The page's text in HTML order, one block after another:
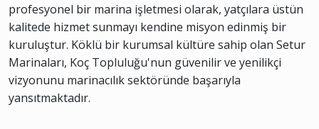
profesyonel bir marina işletmesi olarak, yatçılara üstün
kalitede hizmet sunmayı kendine misyon edinmiş bir
kuruluştur. Köklü bir kurumsal kültüre sahip olan Setur
Marinaları, Koç Topluluğu'nun güvenilir ve yenilikçi
vizyonunu marinacılık sektöründe başarıyla
yansıtmaktadır.